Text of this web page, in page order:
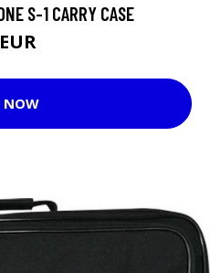
S-1 CARRY CASE
NOW